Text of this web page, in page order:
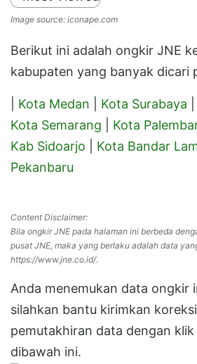
Image source: iconape.com
Berikut ini adalah ongkir JNE
kabupaten yang banyak dicari
Kota Medan Kota Surabaya
Kota Semarang
Kota
Kab Sidoarjo
Kota Bandar
Pekanbaru
Content Disclaimer:
Bila ongkir JNE pada halaman ini berbeda
pusat JNE, maka yang berlaku adalah data
https://www.jne.co.id/.
Anda menemukan data ongkir
silahkan bantu kirimkan
pemutakhiran data dengan
dibawah ini.